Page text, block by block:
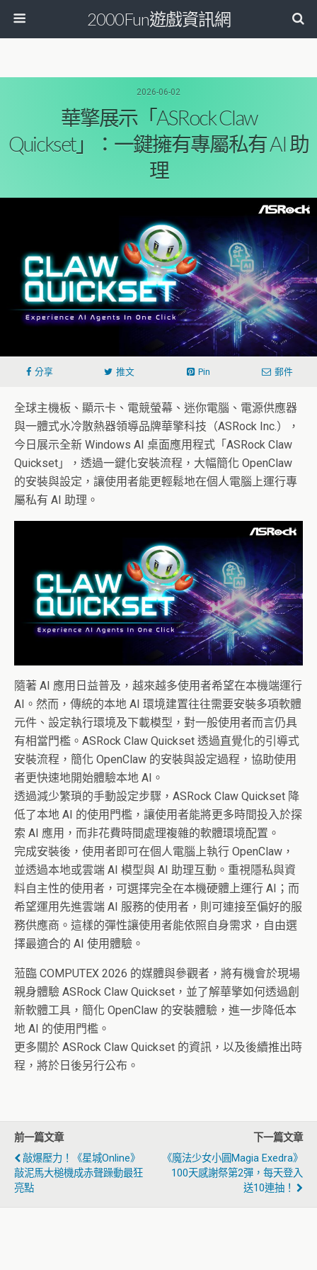
2000Fun遊戲資訊網
2026-06-02
華擎展示「ASRock Claw
Quickset」：一鍵擁有專屬私有 AI 助
理
分享 推文 Pin 郵件
全球主機板、顯示卡、電競螢幕、迷你電腦、電源供應器
與一體式水冷散熱器領導品牌華擎科技（ASRock Inc.），
今日展示全新 Windows AI 桌面應用程式「ASRock Claw
Quickset」，透過一鍵化安裝流程，大幅簡化 OpenClaw
的安裝與設定，讓使用者能更輕鬆地在個人電腦上運行專
屬私有 AI 助理。
隨著 AI 應用日益普及，越來越多使用者希望在本機端運行
AI。然而，傳統的本地 AI 環境建置往往需要安裝多項軟體
元件、設定執行環境及下載模型，對一般使用者而言仍具
有相當門檻。ASRock Claw Quickset 透過直覺化的引導式
安裝流程，簡化 OpenClaw 的安裝與設定過程，協助使用
者更快速地開始體驗本地 AI。
透過減少繁瑣的手動設定步驟，ASRock Claw Quickset 降
低了本地 AI 的使用門檻，讓使用者能將更多時間投入於探
索 AI 應用，而非花費時間處理複雜的軟體環境配置。
完成安裝後，使用者即可在個人電腦上執行 OpenClaw，
並透過本地或雲端 AI 模型與 AI 助理互動。重視隱私與資
料自主性的使用者，可選擇完全在本機硬體上運行 AI；而
希望運用先進雲端 AI 服務的使用者，則可連接至偏好的服
務供應商。這樣的彈性讓使用者能依照自身需求，自由選
擇最適合的 AI 使用體驗。
蒞臨 COMPUTEX 2026 的媒體與參觀者，將有機會於現場
親身體驗 ASRock Claw Quickset，並了解華擎如何透過創
新軟體工具，簡化 OpenClaw 的安裝體驗，進一步降低本
地 AI 的使用門檻。
更多關於 ASRock Claw Quickset 的資訊，以及後續推出時
程，將於日後另行公布。
前一篇文章
敲爆壓力！《星城Online》
敲泥馬大槌機成赤聲躁動最狂
亮點
下一篇文章
《魔法少女小圓Magia Exedra》
100天感謝祭第2彈，每天登入
送10連抽！